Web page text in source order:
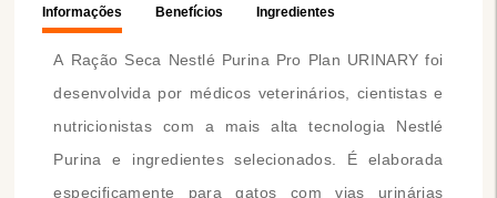
Informações Benefícios Ingredientes
A Ração Seca Nestlé Purina Pro Plan URINARY foi
desenvolvida por médicos veterinários, cientistas e
nutricionistas com a mais alta tecnologia Nestlé
Purina e ingredientes selecionados. É elaborada
especificamente para gatos com vias urinárias